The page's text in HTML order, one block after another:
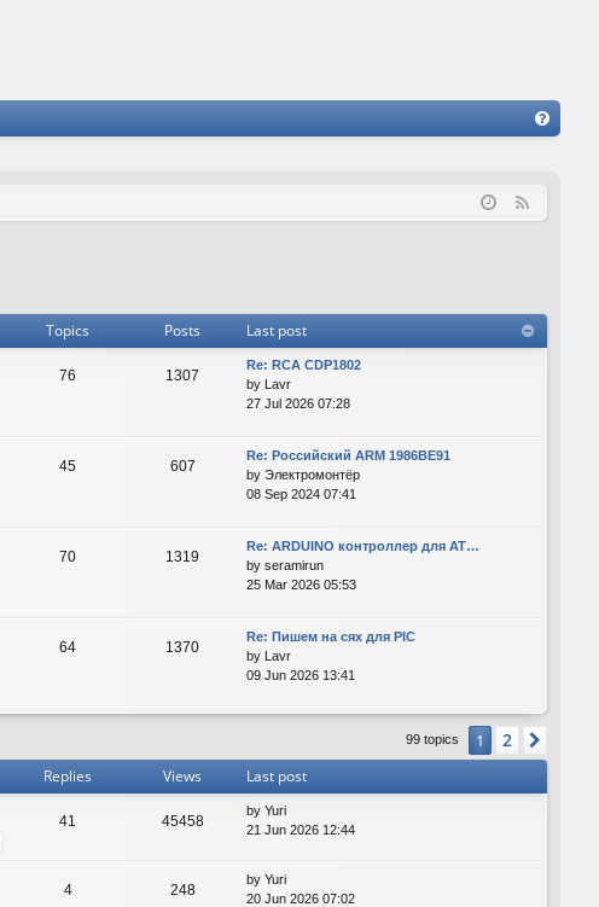
Q
Topics Posts Last post
76 1307
Re: RCA CDP1802
by Lavr
27 Jul 2026 07:28
45 607
Re: Российский ARM 1986ВЕ91
by Электромонтёр
08 Sep 2024 07:41
70 1319
Re: ARDUINO контроллер для AT…
by seramirun
25 Mar 2026 05:53
64 1370
Re: Пишем на сях для PIC
by Lavr
09 Jun 2026 13:41
99 topics 1 2
Replies Views Last post
41 45458
by Yuri
21 Jun 2026 12:44
4 248
by Yuri
20 Jun 2026 07:02